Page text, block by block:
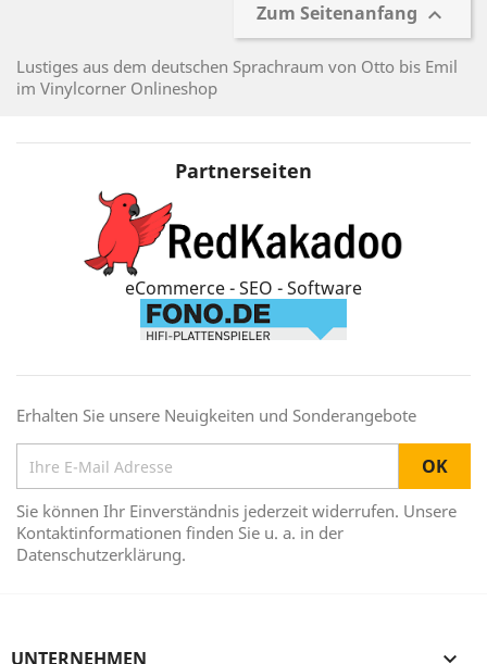
Zum Seitenanfang 
Lustiges aus dem deutschen Sprachraum von Otto bis Emil
im Vinylcorner Onlineshop
Partnerseiten
eCommerce - SEO - Software
Erhalten Sie unsere Neuigkeiten und Sonderangebote
Sie können Ihr Einverständnis jederzeit widerrufen. Unsere
Kontaktinformationen finden Sie u. a. in der
Datenschutzerklärung.
UNTERNEHMEN